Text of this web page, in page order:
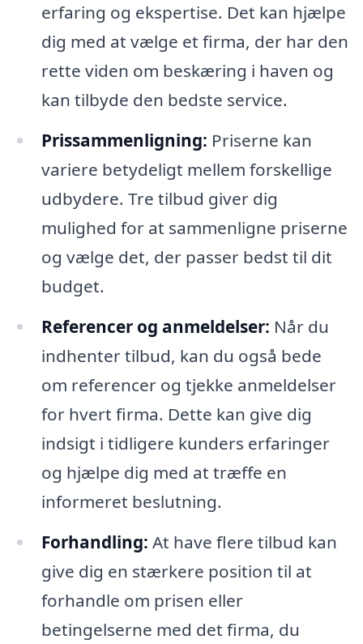
erfaring og ekspertise. Det kan hjælpe
dig med at vælge et firma, der har den
rette viden om beskæring i haven og
kan tilbyde den bedste service.
Prissammenligning: Priserne kan
variere betydeligt mellem forskellige
udbydere. Tre tilbud giver dig
mulighed for at sammenligne priserne
og vælge det, der passer bedst til dit
budget.
Referencer og anmeldelser: Når du
indhenter tilbud, kan du også bede
om referencer og tjekke anmeldelser
for hvert firma. Dette kan give dig
indsigt i tidligere kunders erfaringer
og hjælpe dig med at træffe en
informeret beslutning.
Forhandling: At have flere tilbud kan
give dig en stærkere position til at
forhandle om prisen eller
betingelserne med det firma, du